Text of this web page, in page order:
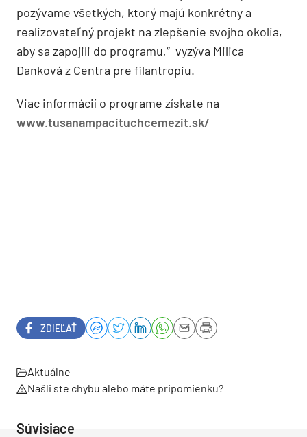
pozývame všetkých, ktorý majú konkrétny a
realizovateľný projekt na zlepšenie svojho okolia,
aby sa zapojili do programu,“ vyzýva Milica
Danková z Centra pre filantropiu.
Viac informácií o programe získate na
www.tusanampacituchcemezit.sk/
ZDIEĽAŤ
Aktuálne
Našli ste chybu alebo máte pripomienku?
Súvisiace